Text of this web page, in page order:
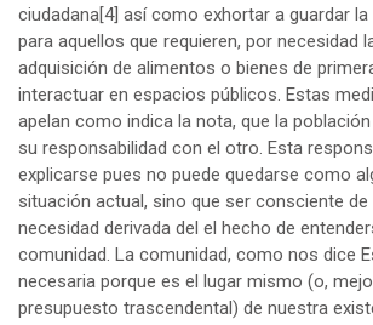
ciudadana[4] así como exhortar a guardar la
para aquellos que requieren, por necesidad
adquisición de alimentos o bienes de
interactuar en espacios públicos. Estas
apelan como indica la nota, que la
su responsabilidad con el otro. Esta
explicarse pues no puede quedarse como
situación actual, sino que ser consciente de
necesidad derivada del el hecho de
comunidad. La comunidad, como nos dice
necesaria porque es el lugar mismo (o,
presupuesto trascendental) de nuestra